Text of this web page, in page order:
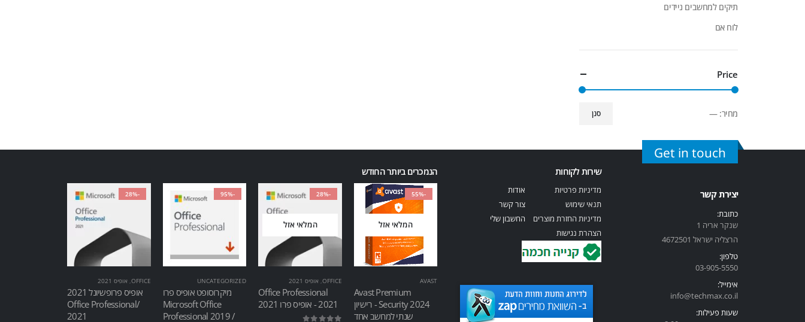
תיקים למחשבים ניידים
לוח אם
Price
סנן מחיר:—
Get in touch
יצירת קשר
כתובת:
שנקר אריה 1
הרצליה ישראל 4672501
טלפון:
03-905-5550
אימייל:
info@techmax.co.il
שעות פעילות:
שירות לקוחות
מדיניות פרטיות
תנאי שימוש
מדיניות החזרת מוצרים
הצהרת נגישות
אודות
צור קשר
החשבון שלי
הנמכרים ביותר החודש
-55%
המלאי אזל
AVAST
Avast Premium
Security 2024 - רישיון
שנתי למחשב אחד
-28%
המלאי אזל
OFFICE
, אופיס 2021
Office Professional
2021 - אופיס פרו 2021
-95%
UNCATEGORIZED
מיקרוסופט אופיס פרו
Microsoft Office
Professional 2019 /
-28%
OFFICE
, אופיס 2021
אופיס פרופשיונל 2021
/Office Professional
2021